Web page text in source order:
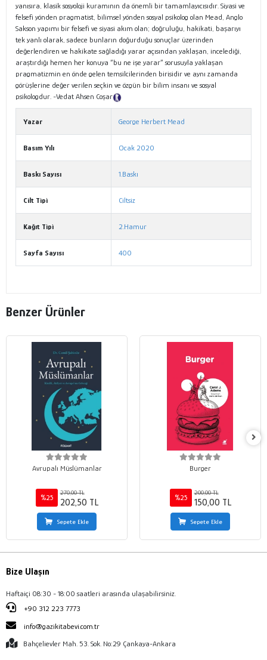
yanısıra, klasik sosyoloji kuramının da önemli bir tamamlayıcısıdır. Siyasi ve
felsefi yönden pragmatist, bilimsel yönden sosyal psikolog olan Mead, Anglo
Sakson yapımı bir felsefi ve siyasi akım olan; doğruluğu, hakikati, başarıyı
tek yanlı olarak, sadece bunların doğurduğu sonuçlar üzerinden
değerlendiren ve hakikate sağladığı yarar açısından yaklaşan, incelediği,
araştırdığı hemen her konuya “bu ne işe yarar” sorusuyla yaklaşan
pragmatizmin en önde gelen temsilcilerinden birisidir ve aynı zamanda
görüşlerine değer verilen seçkin ve özgün bir bilim insanı ve sosyal
psikologdur. -Vedat Ahsen Coşar
Yazar George Herbert Mead
Basım Yılı Ocak 2020
Baskı Sayısı 1.Baskı
Cilt Tipi Ciltsiz
Kağıt Tipi 2.Hamur
Sayfa Sayısı 400
Benzer Ürünler
Avrupalı Müslümanlar
%25
270,00 TL
202,50 TL
Sepete Ekle
Burger
%25
200,00 TL
150,00 TL
Sepete Ekle
Bize Ulaşın
Haftaiçi 08:30 - 18:00 saatleri arasında ulaşabilirsiniz.
+90 312 223 7773
info@gazikitabevi.com.tr
Bahçelievler Mah. 53. Sok. No:29 Çankaya-Ankara